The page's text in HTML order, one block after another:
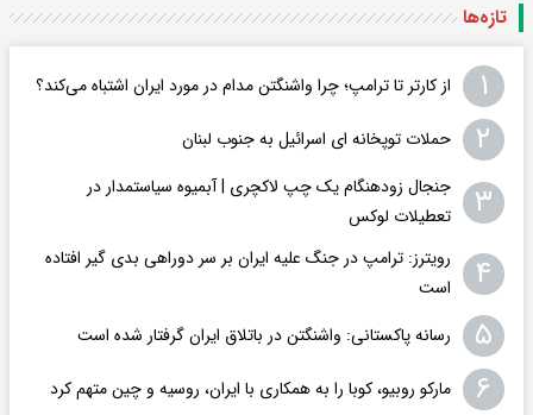
تازه‌ها
۱ از کارتر تا ترامپ؛ چرا واشنگتن مدام در مورد ایران اشتباه می‌کند؟
۲ حملات توپخانه ای اسرائیل به جنوب لبنان
۳
جنجال زودهنگام یک چپ لاکچری | آبمیوه سیاستمدار در
تعطیلات لوکس
۴
رویترز: ترامپ در جنگ علیه ایران بر سر دوراهی بدی گیر افتاده
است
۵ رسانه پاکستانی: واشنگتن در باتلاق ایران گرفتار شده است
۶ مارکو روبیو، کوبا را به همکاری با ایران، روسیه و چین متهم کرد